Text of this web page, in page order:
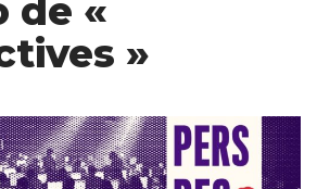
de «
»